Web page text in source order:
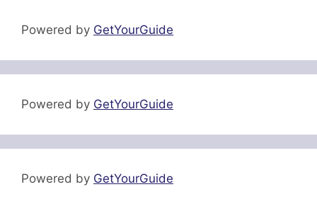
Powered by GetYourGuide
Powered by GetYourGuide
Powered by GetYourGuide